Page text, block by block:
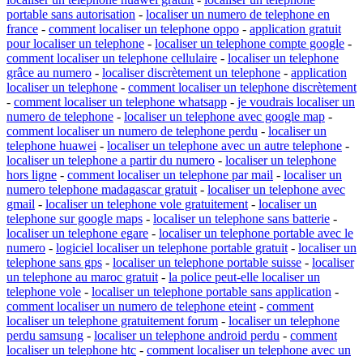
portable sans autorisation - localiser un numero de telephone en
france - comment localiser un telephone oppo - application gratuit
pour localiser un telephone - localiser un telephone compte google -
comment localiser un telephone cellulaire - localiser un telephone
grâce au numero - localiser discrètement un telephone - application
localiser un telephone - comment localiser un telephone discrètement
- comment localiser un telephone whatsapp - je voudrais localiser un
numero de telephone - localiser un telephone avec google map -
comment localiser un numero de telephone perdu - localiser un
telephone huawei - localiser un telephone avec un autre telephone -
localiser un telephone a partir du numero - localiser un telephone
hors ligne - comment localiser un telephone par mail - localiser un
numero telephone madagascar gratuit - localiser un telephone avec
gmail - localiser un telephone vole gratuitement - localiser un
telephone sur google maps - localiser un telephone sans batterie -
localiser un telephone egare - localiser un telephone portable avec le
numero - logiciel localiser un telephone portable gratuit - localiser un
telephone sans gps - localiser un telephone portable suisse - localiser
un telephone au maroc gratuit - la police peut-elle localiser un
telephone vole - localiser un telephone portable sans application -
comment localiser un numero de telephone eteint - comment
localiser un telephone gratuitement forum - localiser un telephone
perdu samsung - localiser un telephone android perdu - comment
localiser un telephone htc - comment localiser un telephone avec un